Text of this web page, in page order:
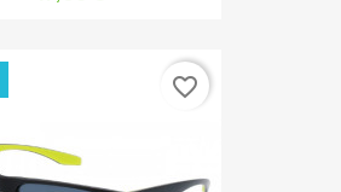
favorite_border